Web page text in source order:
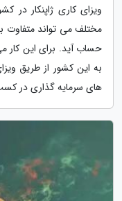
ویزای کاری ژاپنکار در
مختلف می تواند متفاوت
حساب آید. برای این کار
به این کشور از طریق
های سرمایه گذاری در